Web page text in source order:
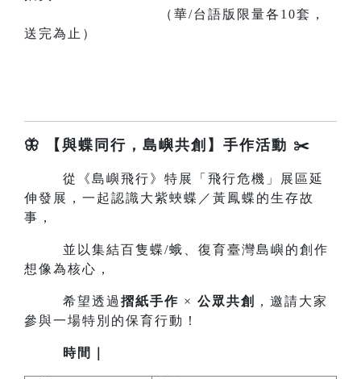
（華/台語版限量各10套，
送完為止）
🦋 【與蝶同行，島嶼共創】手作活動 ✂️
從《島嶼飛行》特展「飛行危機」展區延
伸發展，一起認識大紫蛺蝶／黃鳳蝶的生存故
事，
並以集結百隻蝶/蛾、復育臺灣島嶼的創作
想像為核心，
希望透過 摺紙手作 × 公眾共創
，邀請大家
參與一場特別的保育行動！
時間｜